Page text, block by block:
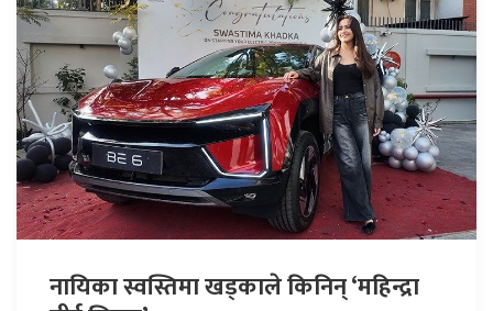
नायिका स्वस्तिमा खड्काले किनिन् ‘महिन्द्रा